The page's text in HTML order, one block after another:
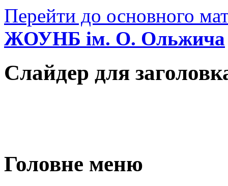
Перейти до основного
ЖОУНБ ім. О. Ольжича
Слайдер для
Головне меню